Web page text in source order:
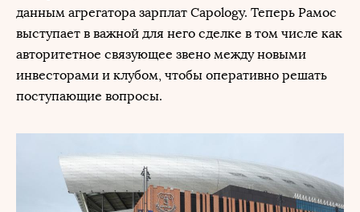
данным агрегатора зарплат Capology. Теперь Рамос
выступает в важной для него сделке в том числе как
авторитетное связующее звено между новыми
инвесторами и клубом, чтобы оперативно решать
поступающие вопросы.